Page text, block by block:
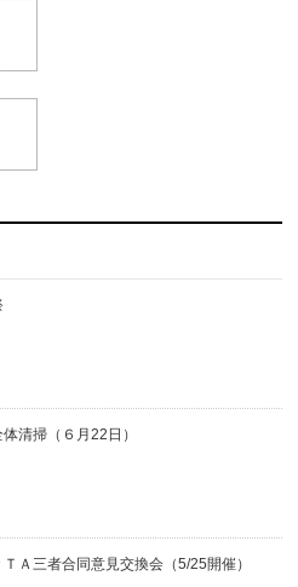
清掃（６月22日）
Ａ三者合同意見交換会（5/25開催）